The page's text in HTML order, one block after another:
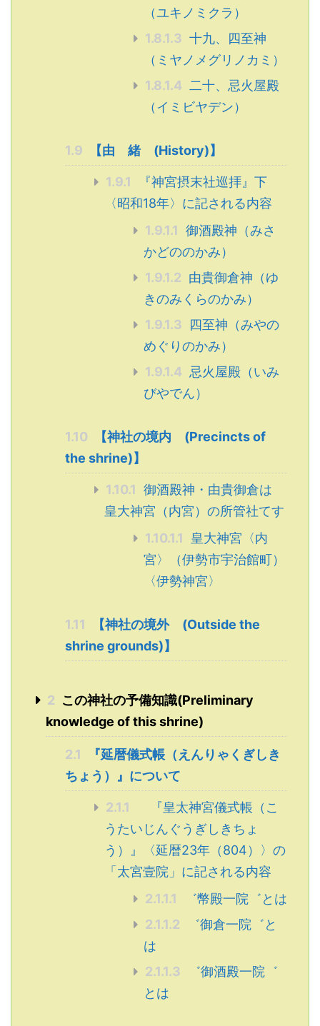
（ユキノミクラ）
1.8.1.3 十九、四至神
（ミヤノメグリノカミ）
1.8.1.4 二十、忌火屋殿
（イミビヤデン）
1.9 【由 緒 (History)】
1.9.1
『神宮摂末社巡拝』下
〈昭和18年〉に記される内容
1.9.1.1
御酒殿神（みさ
かどののかみ）
1.9.1.2 由貴御倉神（ゆ
きのみくらのかみ）
1.9.1.3
四至神（みやの
めぐりのかみ）
1.9.1.4 忌火屋殿（いみ
びやでん）
1.10
【神社の境内 (Precincts of
the shrine)】
1.10.1
御酒殿神・由貴御倉は
皇大神宮（内宮）の所管社てす
1.10.1.1
皇大神宮〈内
宮〉（伊勢市宇治館町）
〈伊勢神宮〉
1.11
【神社の境外 (Outside the
shrine grounds)】
2 この神社の予備知識(Preliminary
knowledge of this shrine)
2.1
『延暦儀式帳（えんりゃくぎしき
ちょう）』について
2.1.1
『皇太神宮儀式帳（こ
うたいじんぐうぎしきちょ
う）』〈延暦23年（804）〉の
「太宮壹院」に記される内容
2.1.1.1
゛幣殿一院゛とは
2.1.1.2
゛御倉一院゛と
は
2.1.1.3
゛御酒殿一院゛
とは